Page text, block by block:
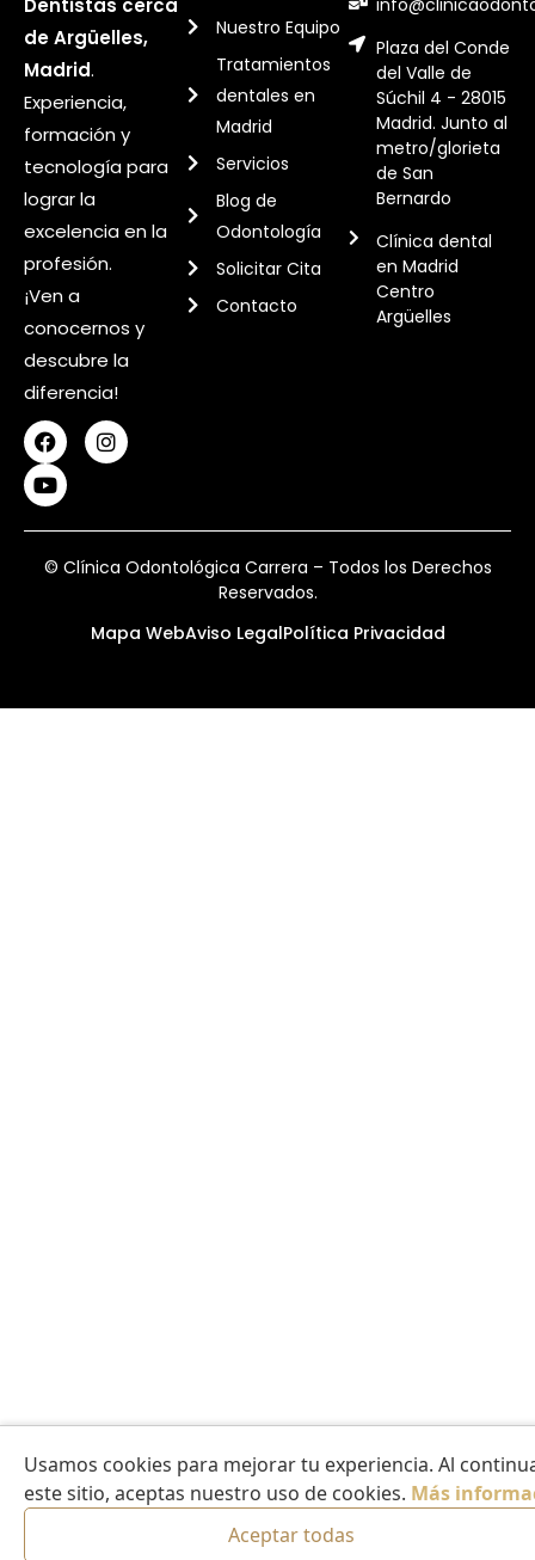
Dentistas cerca
de Argüelles,
Madrid.
Experiencia,
formación y
tecnología para
lograr la
excelencia en la
profesión.
¡Ven a
conocernos y
descubre la
diferencia!
Nuestro Equipo
Tratamientos
dentales en
Madrid
Servicios
Blog de
Odontología
Solicitar Cita
Contacto
Plaza del Conde
del Valle de
Súchil 4 - 28015
Madrid. Junto al
metro/glorieta
de San
Bernardo
Clínica dental
en Madrid
Centro
Argüelles
© Clínica Odontológica Carrera – Todos los Derechos
Reservados.
Mapa WebAviso LegalPolítica Privacidad
Usamos cookies para mejorar tu experiencia. Al
este sitio, aceptas nuestro uso de cookies. Más
Aceptar todas